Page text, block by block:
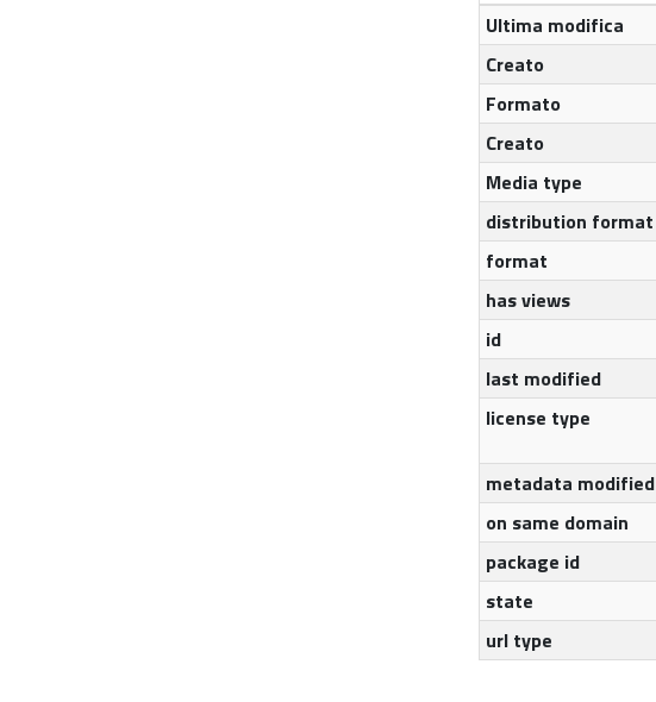
Ultima modifica
Creato
Formato
Creato
Media type
distribution format
format
has views
id
last modified
license type
metadata modified
on same domain
package id
state
url type